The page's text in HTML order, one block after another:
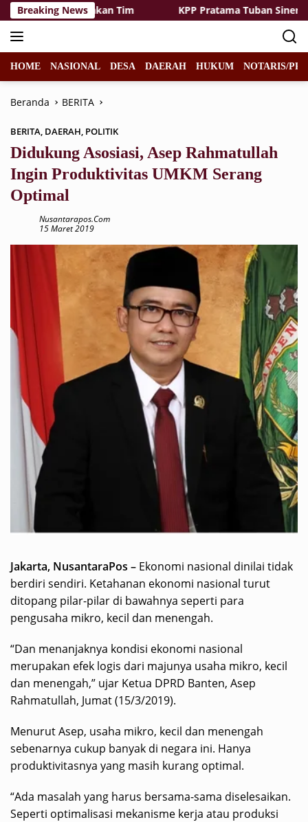
Langsung
ke
konten
Breaking News
dan Kekompakan Tim KPP Pratama Tuban Sinergi
HOME NASIONAL DESA DAERAH HUKUM NOTARIS/
Beranda BERITA
BERITA, DAERAH, POLITIK
Didukung Asosiasi, Asep Rahmatullah
Ingin Produktivitas UMKM Serang
Optimal
Nusantarapos.com
15 Maret 2019
Jakarta, NusantaraPos – Ekonomi nasional dinilai tidak
berdiri sendiri. Ketahanan ekonomi nasional turut
ditopang pilar-pilar di bawahnya seperti para
pengusaha mikro, kecil dan menengah.
“Dan menanjaknya kondisi ekonomi nasional
merupakan efek logis dari majunya usaha mikro, kecil
dan menengah,” ujar Ketua DPRD Banten, Asep
Rahmatullah, Jumat (15/3/2019).
Menurut Asep, usaha mikro, kecil dan menengah
sebenarnya cukup banyak di negara ini. Hanya
produktivitasnya yang masih kurang optimal.
“Ada masalah yang harus bersama-sama diselesaikan.
Seperti optimalisasi mekanisme kerja atau produksi